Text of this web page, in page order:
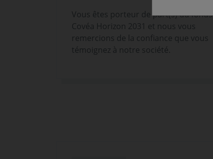
Vous êtes porteur de part(s) du fonds
Covéa Horizon 2031 et nous vous
remercions de la confiance que vous
témoignez à notre société.